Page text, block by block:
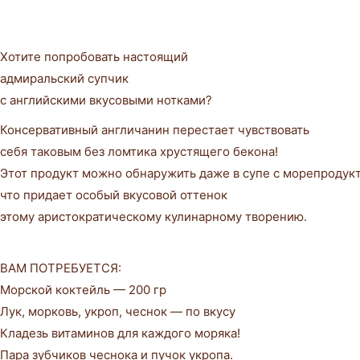
Хотите попробовать настоящий
адмиральский супчик
с английскими вкусовыми нотками?
Консервативный англичанин перестает чувствовать
себя таковым без ломтика хрустящего бекона!
Этот продукт можно обнаружить даже в супе с
что придает особый вкусовой оттенок
этому аристократическому кулинарному творению.
ВАМ ПОТРЕБУЕТСЯ:
Морской коктейль — 200 гр
Лук, морковь, укроп, чеснок — по вкусу
Кладезь витаминов для каждого моряка!
Пара зубчиков чеснока и пучок укропа.